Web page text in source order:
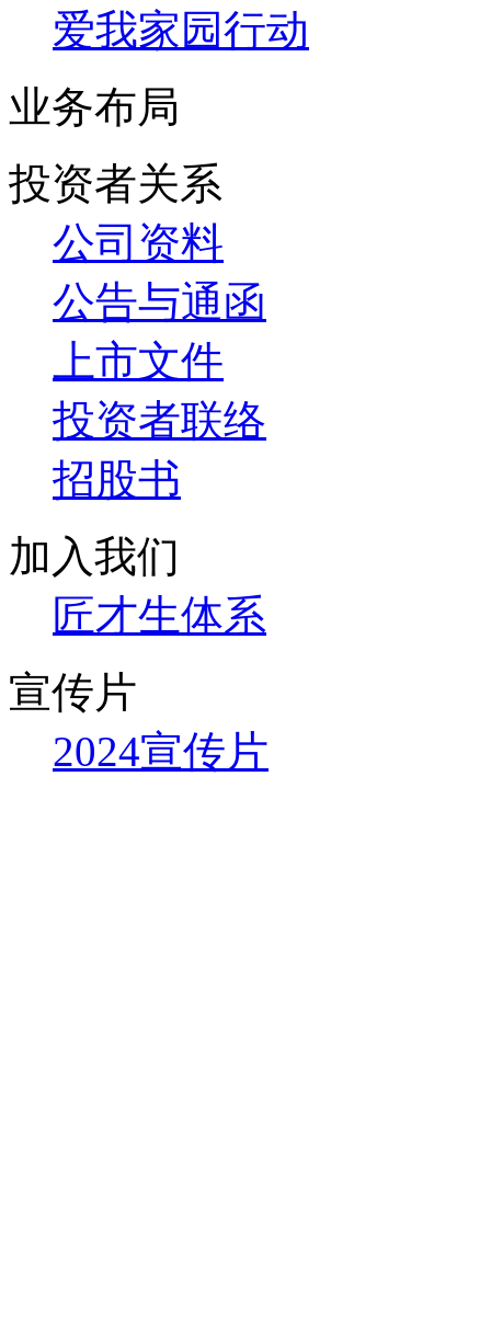
爱我家园行动
业务布局
投资者关系
公司资料
公告与通函
上市文件
投资者联络
招股书
加入我们
匠才生体系
宣传片
2024宣传片